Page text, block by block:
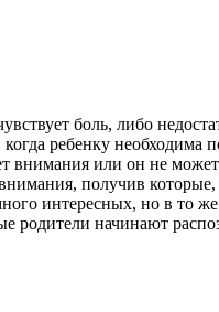
боль, либо
ребенку необходима
внимания или он не
получив
интересных, но в то
родители начинают